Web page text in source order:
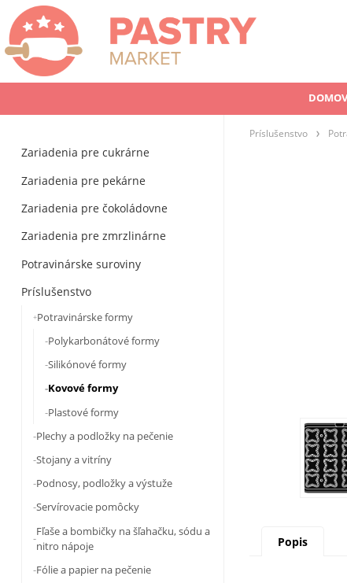
DOMOV
Zariadenia pre cukrárne
Zariadenia pre pekárne
Zariadenia pre čokoládovne
Zariadenia pre zmrzlinárne
Potravinárske suroviny
Príslušenstvo
Potravinárske formy
Polykarbonátové formy
Silikónové formy
Kovové formy
Plastové formy
Plechy a podložky na pečenie
Stojany a vitríny
Podnosy, podložky a výstuže
Servírovacie pomôcky
Fľaše a bombičky na šľahačku, sódu a
nitro nápoje
Fólie a papier na pečenie
Príslušenstvo
Popis